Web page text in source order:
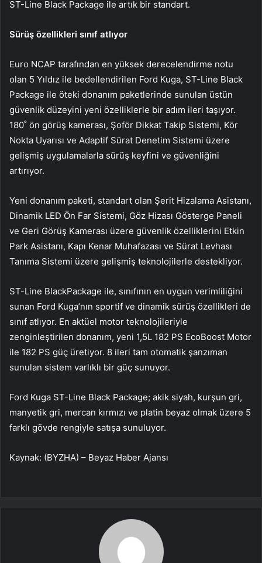
ST-Line Black Package ile artık bir standart.
Sürüş özellikleri sınıf atlıyor
Euro NCAP tarafından en yüksek derecelendirme notu
olan 5 Yıldız ile bedellendirilen Ford Kuga, ST-Line Black
Package ile öteki donanım paketlerinde sunulan üstün
güvenlik düzeyini yeni özelliklerle bir adım ileri taşıyor.
180˚ ön görüş kamerası, Şoför Dikkat Takip Sistemi, Kör
Nokta Uyarısı ve Adaptif Sürat Denetim Sistemi üzere
gelişmiş uygulamalarla sürüş keyfini ve güvenliğini
artırıyor.
Yeni donanım paketi, standart olan Şerit Hizalama Asistanı,
Dinamik LED Ön Far Sistemi, Göz Hizası Gösterge Paneli
ve Geri Görüş Kamerası üzere güvenlik özelliklerini Etkin
Park Asistanı, Kapı Kenar Muhafazası ve Sürat Levhası
Tanıma Sistemi üzere gelişmiş teknolojilerle destekliyor.
ST-Line BlackPackage ile, sınıfının en uygun verimliliğini
sunan Ford Kuga’nın sportif ve dinamik sürüş özellikleri de
sınıf atlıyor. En aktüel motor teknolojileriyle
zenginleştirilen donanım, yeni 1,5L 182 PS EcoBoost Motor
ile 182 PS güç üretiyor. 8 ileri tam otomatik şanzıman
sunulan sistem varlıklı bir güç sunuyor.
Ford Kuga ST-Line Black Package; akik siyah, kurşun gri,
manyetik gri, mercan kırmızı ve platin beyaz olmak üzere 5
farklı gövde rengiyle satışa sunuluyor.
Kaynak: (BYZHA) – Beyaz Haber Ajansı